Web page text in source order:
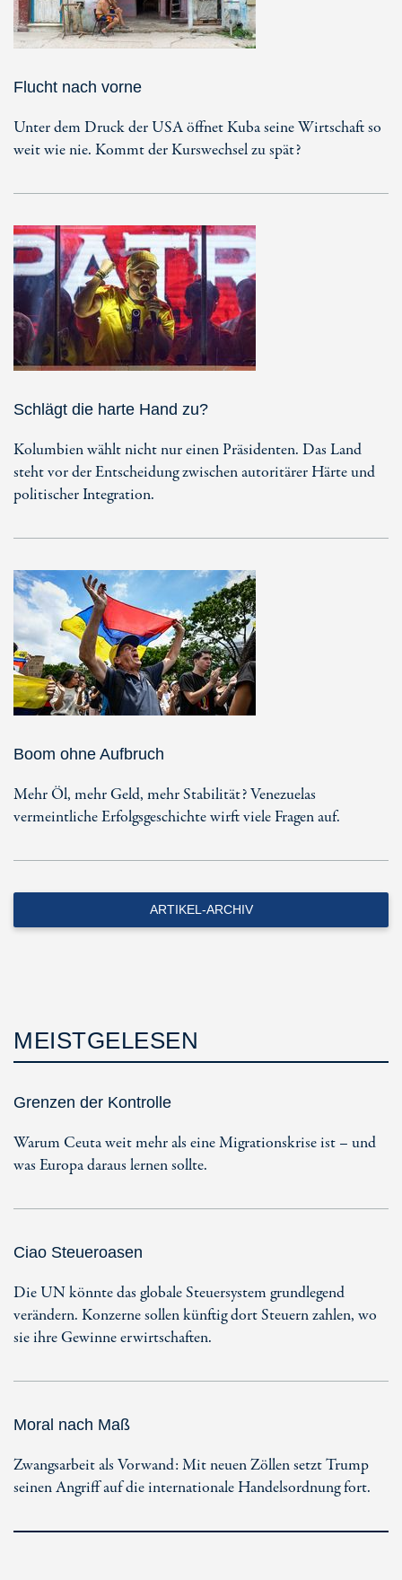
Flucht nach vorne
Unter dem Druck der USA öffnet Kuba seine Wirtschaft so
weit wie nie. Kommt der Kurswechsel zu spät?
Schlägt die harte Hand zu?
Kolumbien wählt nicht nur einen Präsidenten. Das Land
steht vor der Entscheidung zwischen autoritärer Härte und
politischer Integration.
Boom ohne Aufbruch
Mehr Öl, mehr Geld, mehr Stabilität? Venezuelas
vermeintliche Erfolgsgeschichte wirft viele Fragen auf.
ARTIKEL-ARCHIV
MEISTGELESEN
Grenzen der Kontrolle
Warum Ceuta weit mehr als eine Migrationskrise ist – und
was Europa daraus lernen sollte.
Ciao Steueroasen
Die UN könnte das globale Steuersystem grundlegend
verändern. Konzerne sollen künftig dort Steuern zahlen, wo
sie ihre Gewinne erwirtschaften.
Moral nach Maß
Zwangsarbeit als Vorwand: Mit neuen Zöllen setzt Trump
seinen Angriff auf die internationale Handelsordnung fort.